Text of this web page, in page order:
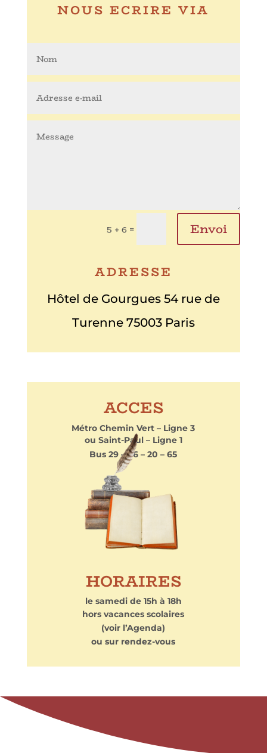
NOUS ECRIRE VIA
5 + 6 = Envoi
ADRESSE
Hôtel de Gourgues 54 rue de
Turenne 75003 Paris
ACCES
Métro Chemin Vert – Ligne 3
ou Saint-Paul – Ligne 1
Bus 29 – 96 – 20 – 65
HORAIRES
le samedi de 15h à 18h
hors vacances scolaires
(voir l’Agenda)
ou sur rendez-vous